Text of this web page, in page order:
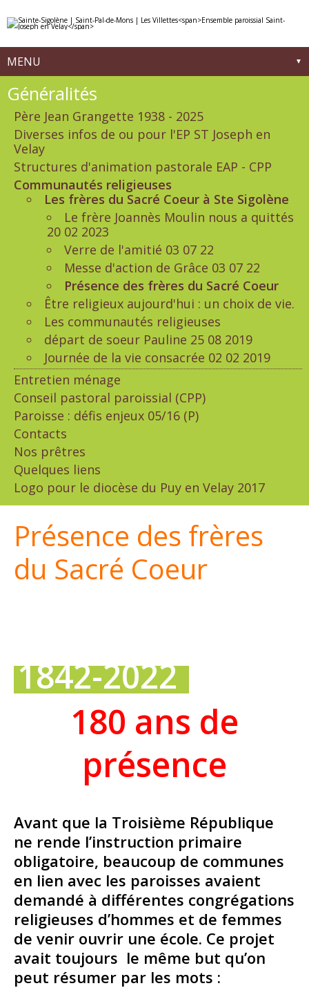
contenu.
la
MENU
Navigation
Généralités
Père Jean Grangette 1938 - 2025
Diverses infos de ou pour l'EP ST Joseph en
Velay
Structures d'animation pastorale EAP - CPP
Communautés religieuses
Les frères du Sacré Coeur à Ste Sigolène
Le frère Joannès Moulin nous a quittés
20 02 2023
Verre de l'amitié 03 07 22
Messe d'action de Grâce 03 07 22
Présence des frères du Sacré Coeur
Être religieux aujourd'hui : un choix de vie.
Les communautés religieuses
départ de soeur Pauline 25 08 2019
Journée de la vie consacrée 02 02 2019
Entretien ménage
Conseil pastoral paroissial (CPP)
Paroisse : défis enjeux 05/16 (P)
Contacts
Nos prêtres
Quelques liens
Logo pour le diocèse du Puy en Velay 2017
Présence des frères
du Sacré Coeur
1842-2022
180 ans de
présence
Avant que la Troisième République
ne rende l’instruction primaire
obligatoire, beaucoup de communes
en lien avec les paroisses avaient
demandé à différentes congrégations
religieuses d’hommes et de femmes
de venir ouvrir une école. Ce projet
avait toujours le même but qu’on
peut résumer par les mots :